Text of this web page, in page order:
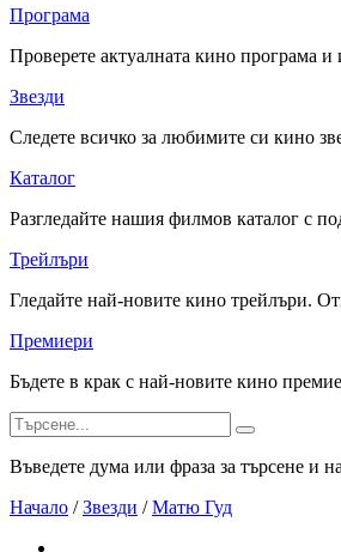
Програма
Проверете актуалната кино програма
Звезди
Следете всичко за любимите си кино
Каталог
Разгледайте нашия филмов каталог с
Трейлъри
Гледайте най-новите кино трейлъри.
Премиери
Бъдете в крак с най-новите кино
Въведете дума или фраза за търсене и
Начало / Звезди / Матю Гуд